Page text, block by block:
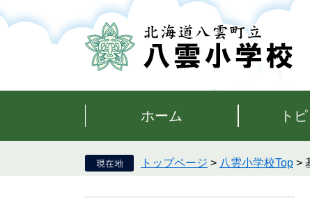
ー
で
ニ
ば
本
ホーム ト
トップページ > 八雲小学校Top >